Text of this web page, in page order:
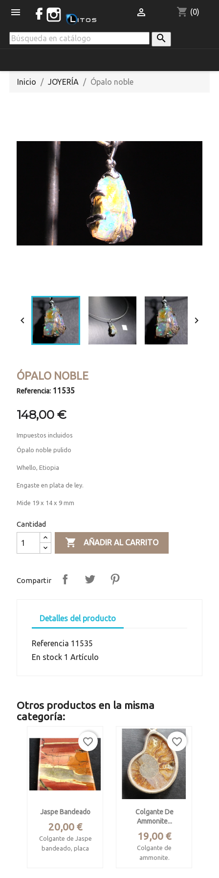
 shopping_cart (0)


Inicio JOYERÍA Ópalo noble
 
ÓPALO NOBLE
Referencia: 11535
148,00 €
Impuestos incluidos
Ópalo noble pulido
Whello, Etiopia
Engaste en plata de ley.
Mide 19 x 14 x 9 mm
Cantidad
 AÑADIR AL CARRITO
Compartir
Detalles del producto
Referencia 11535
En stock 1 Artículo
Otros productos en la misma
categoría:
Jaspe Bandeado
Precio
20,00 €
Colgante de Jaspe
bandeado, placa
favorite_border
Colgante De
Ammonite...
Precio
19,00 €
Colgante de
ammonite.
favorite_border